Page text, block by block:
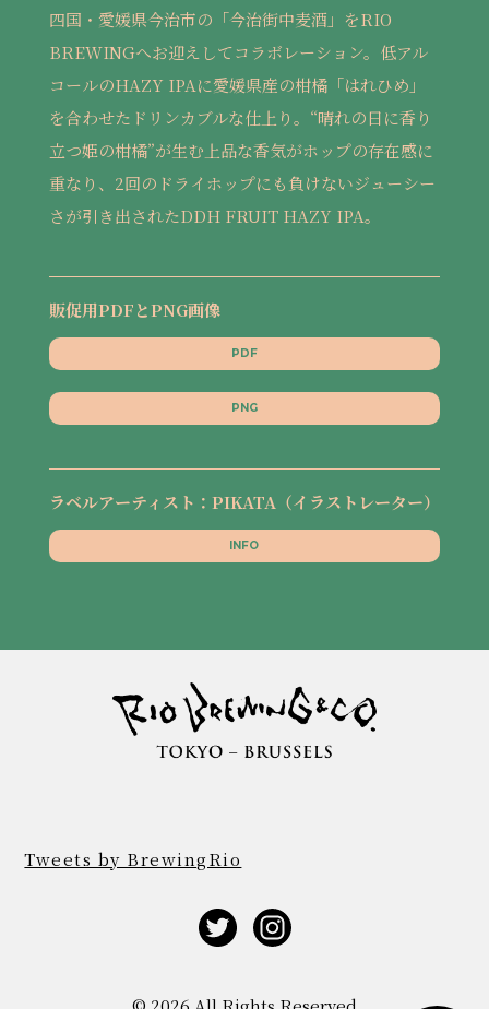
四国・愛媛県今治市の「今治街中麦酒」をRIO
BREWINGへお迎えしてコラボレーション。低アル
コールのHAZY IPAに愛媛県産の柑橘「はれひめ」
を合わせたドリンカブルな仕上り。“晴れの日に香り
立つ姫の柑橘”が生む上品な香気がホップの存在感に
重なり、2回のドライホップにも負けないジューシー
さが引き出されたDDH FRUIT HAZY IPA。
販促用PDFとPNG画像
PDF
PNG
ラベルアーティスト：PIKATA（イラストレーター）
INFO
Tweets by BrewingRio